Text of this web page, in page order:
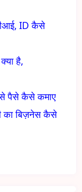
ID कैसे
है,
पैसे कैसे कमाए
का बिज़नेस कैसे